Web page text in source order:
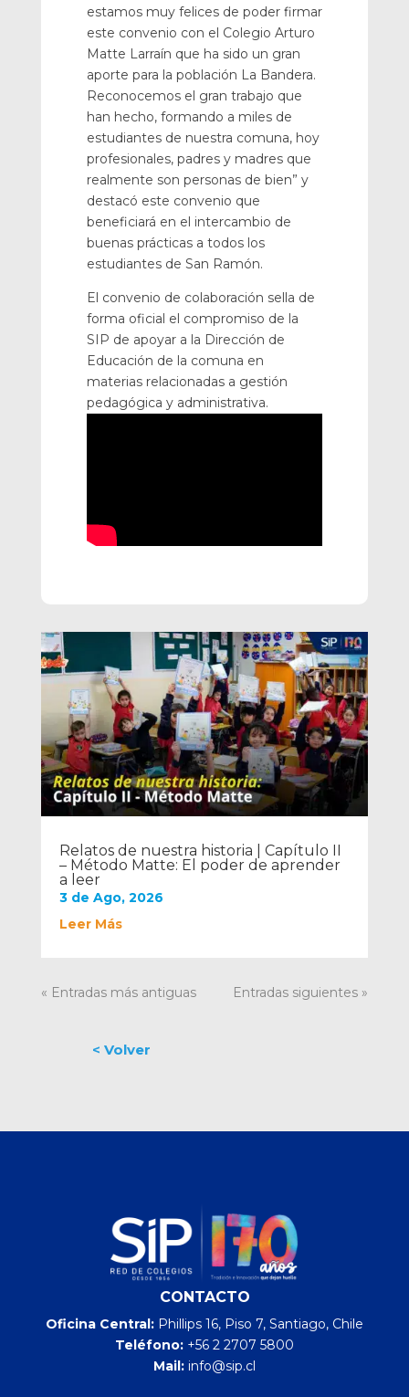
Relatos de nuestra historia | Capítulo II
– Método Matte: El poder de aprender
a leer
3 de Ago, 2026
Leer Más
« Entradas más antiguas Entradas siguientes »
estamos muy felices de poder firmar
este convenio con el Colegio Arturo
Matte Larraín que ha sido un gran
aporte para la población La Bandera.
Reconocemos el gran trabajo que
han hecho, formando a miles de
estudiantes de nuestra comuna, hoy
profesionales, padres y madres que
realmente son personas de bien” y
destacó este convenio que
beneficiará en el intercambio de
buenas prácticas a todos los
estudiantes de San Ramón.
El convenio de colaboración sella de
forma oficial el compromiso de la
SIP de apoyar a la Dirección de
Educación de la comuna en
materias relacionadas a gestión
pedagógica y administrativa.
CONTACTO
Oficina Central: Phillips 16, Piso 7, Santiago, Chile
Teléfono: +56 2 2707 5800
Mail: info@sip.cl